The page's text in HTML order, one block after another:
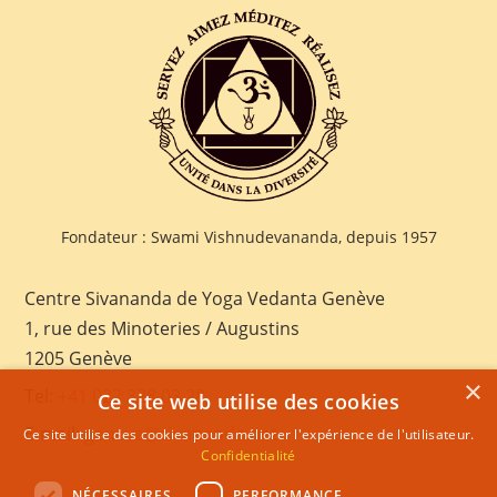
Fondateur : Swami Vishnudevananda, depuis 1957
Centre Sivananda de Yoga Vedanta Genève
1, rue des Minoteries / Augustins
1205 Genève
+41 022 328 03 28
E-mail:geneva@sivananda.net
×
Ce site web utilise des cookies
Ce site utilise des cookies pour améliorer l'expérience de l'utilisateur.
Confidentialité